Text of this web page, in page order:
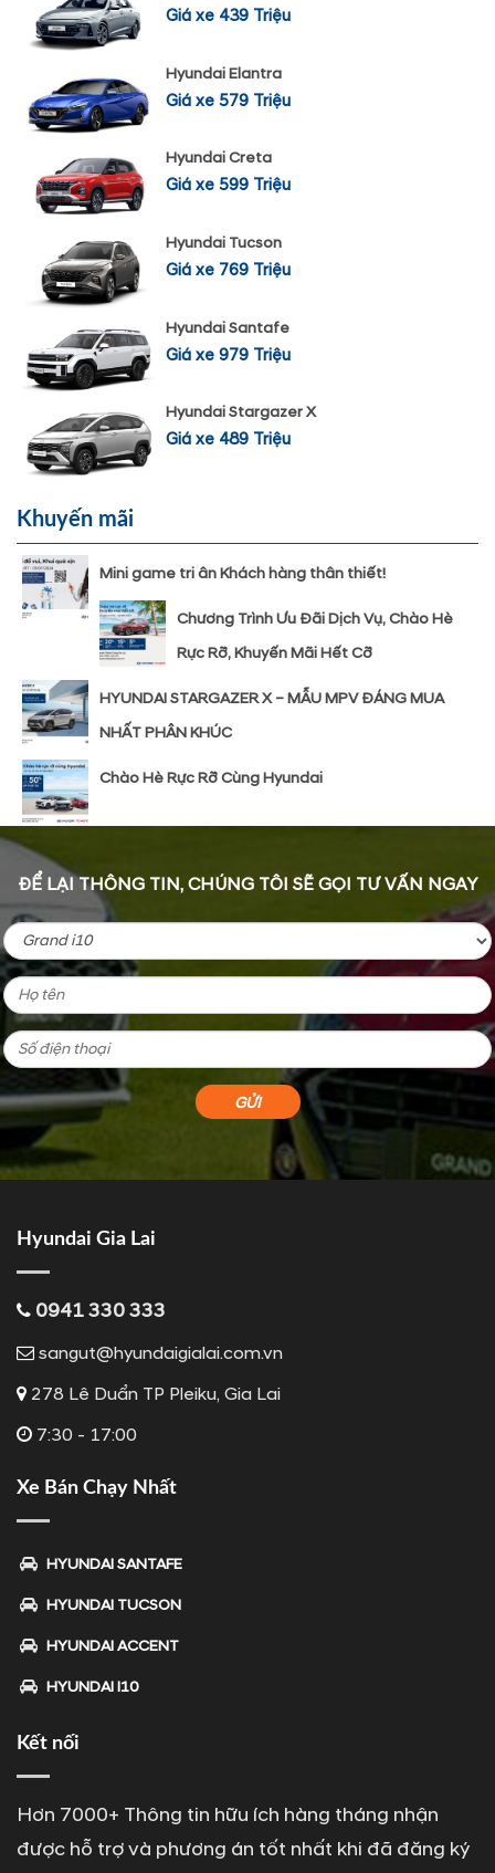
Giá xe 439 Triệu
Hyundai Elantra
Giá xe 579 Triệu
Hyundai Creta
Giá xe 599 Triệu
Hyundai Tucson
Giá xe 769 Triệu
Hyundai Santafe
Giá xe 979 Triệu
Hyundai Stargazer X
Giá xe 489 Triệu
Khuyến mãi
Mini game tri ân Khách hàng thân thiết!
Chương Trình Ưu Đãi Dịch Vụ, Chào Hè
Rực Rỡ, Khuyến Mãi Hết Cỡ
HYUNDAI STARGAZER X – MẪU MPV ĐÁNG MUA
NHẤT PHÂN KHÚC
Chào Hè Rực Rỡ Cùng Hyundai
ĐỂ LẠI THÔNG TIN, CHÚNG TÔI SẼ GỌI TƯ VẤN NGAY
Hyundai Gia Lai
0941 330 333
sangut@hyundaigialai.com.vn
278 Lê Duẩn TP Pleiku, Gia Lai
7:30 - 17:00
Xe Bán Chạy Nhất
HYUNDAI SANTAFE
HYUNDAI TUCSON
HYUNDAI ACCENT
HYUNDAI I10
Kết nối
Hơn 7000+ Thông tin hữu ích hàng tháng nhận
được hỗ trợ và phương án tốt nhất khi đã đăng ký